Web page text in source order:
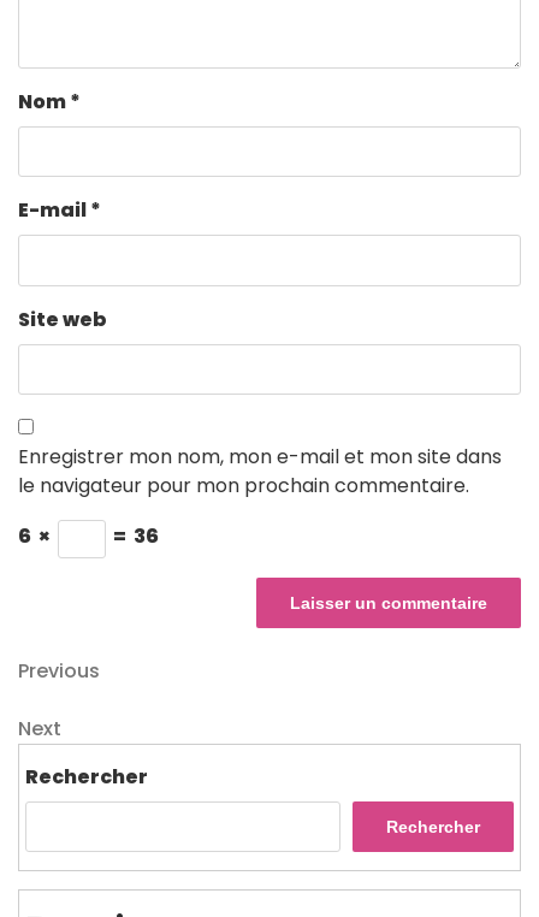
Nom*
E-mail*
Site web
Enregistrer mon nom, mon e-mail et mon site dans
le navigateur pour mon prochain commentaire.
6 × = 36
Navigation
de
l’article
Previous
Previous
Next
Next
Rechercher
Rechercher